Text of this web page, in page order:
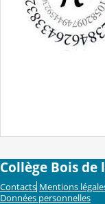
Collège Bois de
Contacts Mentions
Données personnelles